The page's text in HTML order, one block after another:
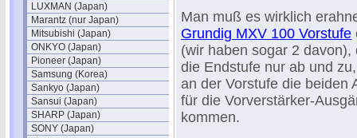
LUXMAN (Japan)
Marantz (nur Japan)
Mitsubishi (Japan)
ONKYO (Japan)
Pioneer (Japan)
Samsung (Korea)
Sankyo (Japan)
Sansui (Japan)
SHARP (Japan)
SONY (Japan)
Man muß es wirklich
Grundig MXV 100 Vorstufe
(wir haben sogar 2 davon),
die Endstufe nur ab und
an der Vorstufe die beiden
für die Vorverstärker-
kommen.